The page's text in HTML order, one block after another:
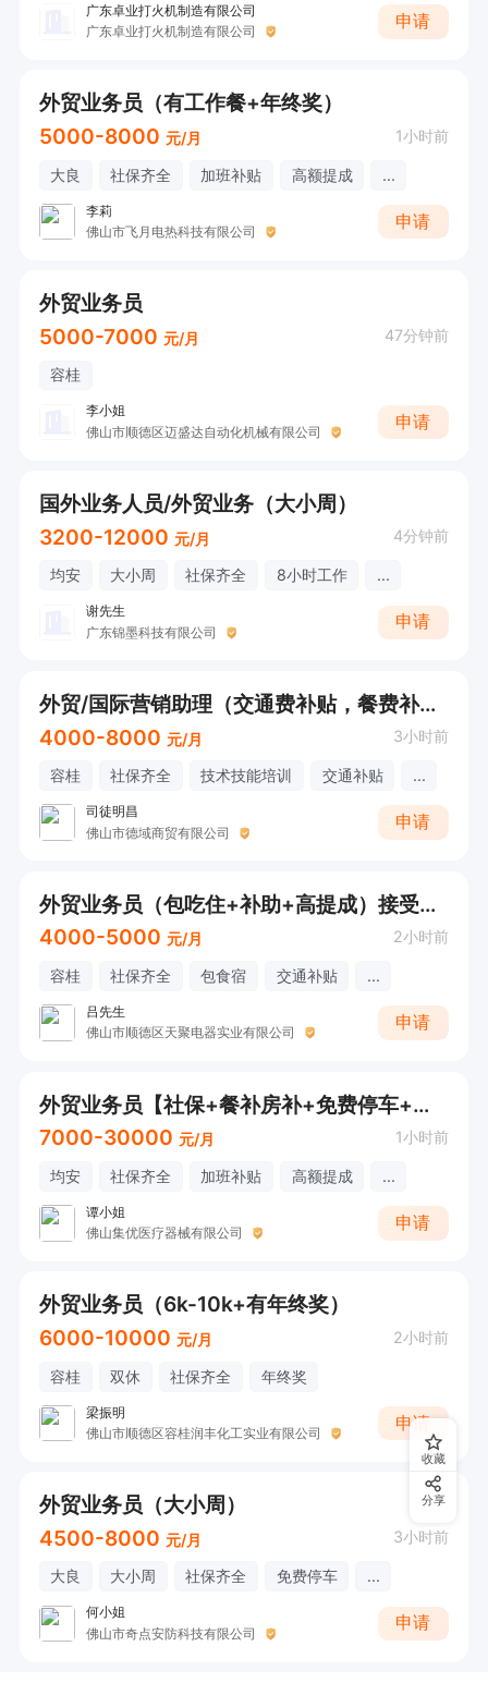
广东卓业打火机制造有限公司
广东卓业打火机制造有限公司
申请
外贸业务员（有工作餐+年终奖）
5000-8000 元/月 1小时前
大良 社保齐全 加班补贴 高额提成 ...
李莉
佛山市飞月电热科技有限公司
申请
外贸业务员
5000-7000 元/月 47分钟前
容桂
李小姐
佛山市顺德区迈盛达自动化机械有限公司
申请
国外业务人员/外贸业务（大小周）
3200-12000 元/月 4分钟前
均安 大小周 社保齐全 8小时工作 ...
谢先生
广东锦墨科技有限公司
申请
外贸/国际营销助理（交通费补贴，餐费补贴，奖金）
4000-8000 元/月 3小时前
容桂 社保齐全 技术技能培训 交通补贴 ...
司徒明昌
佛山市德域商贸有限公司
申请
外贸业务员（包吃住+补助+高提成）接受应届
4000-5000 元/月 2小时前
容桂 社保齐全 包食宿 交通补贴 ...
吕先生
佛山市顺德区天聚电器实业有限公司
申请
外贸业务员【社保+餐补房补+免费停车+全勤奖+年终奖+工龄奖+节日慰问】【欢迎电话/微信咨询！】
7000-30000 元/月 1小时前
均安 社保齐全 加班补贴 高额提成 ...
谭小姐
佛山集优医疗器械有限公司
申请
外贸业务员（6k-10k+有年终奖）
6000-10000 元/月 2小时前
容桂 双休 社保齐全 年终奖
梁振明
佛山市顺德区容桂润丰化工实业有限公司
申请
外贸业务员（大小周）
4500-8000 元/月 3小时前
大良 大小周 社保齐全 免费停车 ...
何小姐
佛山市奇点安防科技有限公司
申请
收藏
分享